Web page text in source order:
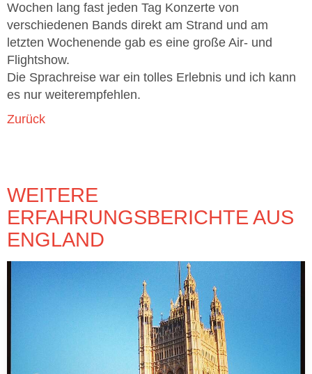
Wochen lang fast jeden Tag Konzerte von
verschiedenen Bands direkt am Strand und am
letzten Wochenende gab es eine große Air- und
Flightshow.
Die Sprachreise war ein tolles Erlebnis und ich kann
es nur weiterempfehlen.
Zurück
WEITERE
ERFAHRUNGSBERICHTE AUS
ENGLAND